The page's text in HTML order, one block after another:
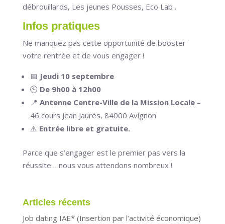
débrouillards, Les jeunes Pousses, Eco Lab .
Infos pratiques
Ne manquez pas cette opportunité de booster
votre rentrée et de vous engager !
📅 Jeudi 10 septembre
🕙 De 9h00 à 12h00
📍 Antenne Centre-Ville de la Mission Locale–
46 cours Jean Jaurès, 84000 Avignon
⚠️ Entrée libre et gratuite.
Parce que s’engager est le premier pas vers la
réussite… nous vous attendons nombreux !
Articles récents
Job dating IAE* (Insertion par l’activité économique)